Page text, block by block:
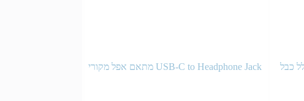
USB-C to Headphone Jack מתאם אפל מקורי